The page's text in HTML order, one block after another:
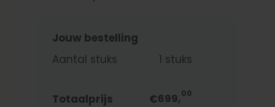
Jouw bestelling
Aantal stuks
1 stuks
Totaalprijs €699,00